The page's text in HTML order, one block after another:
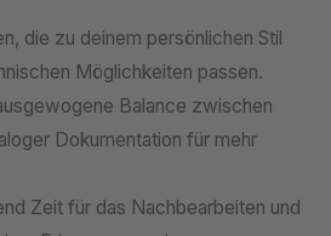
die zu deinem persönlichen Stil
Möglichkeiten passen.
Balance zwischen
Dokumentation für mehr
Zeit für das Nachbearbeiten und